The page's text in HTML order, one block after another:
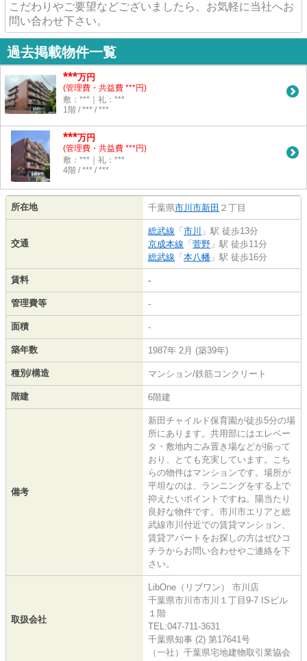
こだわりやご要望などございましたら、お気軽に当社へお
問い合わせ下さい。
過去掲載物件一覧
***万円
(管理費・共益費 ***円)
敷：***｜礼：***
1階 / *** / ***
***万円
(管理費・共益費 ***円)
敷：***｜礼：***
4階 / *** / ***
所在地 千葉県市川市新田 ２丁目
交通
総武線 「 市川 」駅 徒歩13分
京成本線 「 菅野 」駅 徒歩11分
総武線 「 本八幡 」駅 徒歩16分
賃料 -
管理費等 -
面積 -
築年数 1987年 2月 (築39年)
種別/構造 マンション/鉄筋コンクリート
階建 6階建
備考
新田チャイルド保育園が徒歩5分の場
所にあります。共用部にはエレベー
タ・敷地内ごみ置き場などが揃って
おり、とても充実しています。こち
らの物件はマンションです。場所が
平坦なのは、ランニングをする上で
抑えたいポイントですね。陽当たり
良好な物件です。市川市エリアと総
武線市川付近での賃貸マンション、
賃貸アパートをお探しの方はぜひコ
チラからお問い合わせやご連絡を下
さい。
取扱会社
LibOne（リブワン） 市川店
千葉県市川市市川１丁目9-7 ISビル
１階
TEL:047-711-3631
千葉県知事 (2) 第17641号
（一社）千葉県宅地建物取引業協会